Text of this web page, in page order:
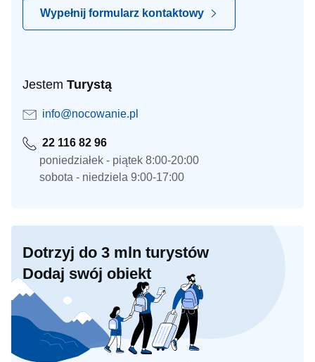
Wypełnij formularz kontaktowy
Jestem Turystą
info@nocowanie.pl
22 116 82 96
poniedziałek - piątek 8:00-20:00
sobota - niedziela 9:00-17:00
Dotrzyj do 3 mln turystów
Dodaj swój obiekt